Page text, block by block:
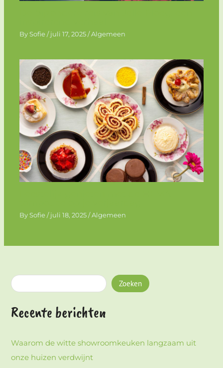
BySofie/ juli 17, 2025/Algemeen
BySofie/ juli 18, 2025/Algemeen
Zoeken
Recente berichten
Waarom de witte showroomkeuken langzaam uit
onze huizen verdwijnt